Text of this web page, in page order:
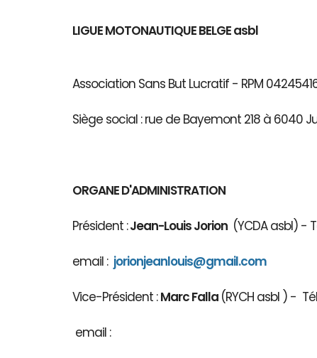
LIGUE MOTONAUTIQUE BELGE asbl
Association Sans But Lucratif - RPM
Siège social : rue de Bayemont 218 à 6040
ORGANE D'ADMINISTRATION
Président :Jean-Louis Jorion (YCDA asbl) -
email : jorionjeanlouis@gmail.com
Vice-Président :Marc Falla (RYCH
email :